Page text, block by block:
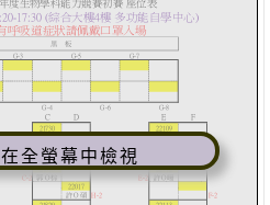
在全螢幕中檢視